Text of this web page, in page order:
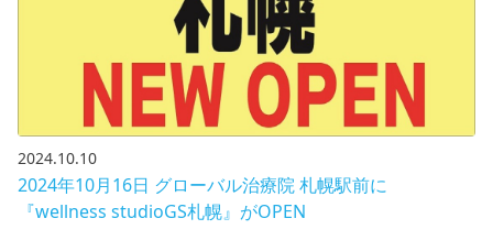
2024.10.10
2024年10月16日 グローバル治療院 札幌駅前に
『wellness studioGS札幌』がOPEN